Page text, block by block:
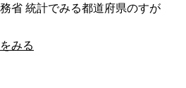
省 統計でみる都道府県のすが
みる